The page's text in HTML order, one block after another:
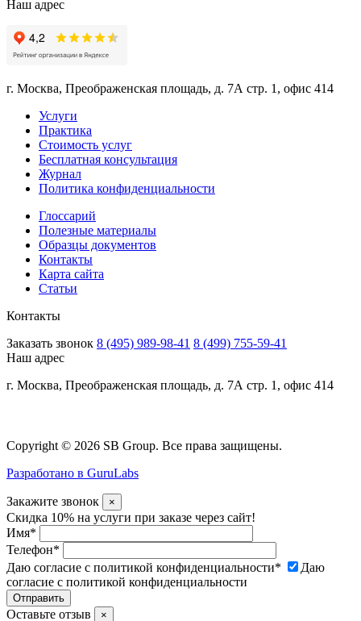
Наш адрес
г. Москва, Преображенская площадь, д. 7А стр. 1, офис 414
Услуги
Практика
Стоимость услуг
Бесплатная консультация
Журнал
Политика конфиденциальности
Глоссарий
Полезные материалы
Образцы документов
Контакты
Карта сайта
Статьи
Контакты
Заказать звонок 8 (495) 989-98-41 8 (499) 755-59-41
Наш адрес
г. Москва, Преображенская площадь, д. 7А стр. 1, офис 414
Copyright © 2026 SB Group. Все права защищены.
Разработано в GuruLabs
Закажите звонок ×
Скидка 10% на услуги при заказе через сайт!
Имя*
Телефон*
Даю согласие с политикой конфиденциальности*
Даю
согласие с политикой конфиденциальности
Оставьте отзыв ×